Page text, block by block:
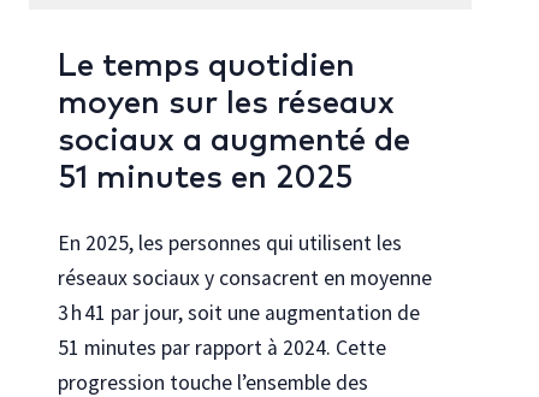
Le temps quotidien
moyen sur les réseaux
sociaux a augmenté de
51 minutes en 2025
En 2025, les personnes qui utilisent les
réseaux sociaux y consacrent en moyenne
3 h 41 par jour, soit une augmentation de
51 minutes par rapport à 2024. Cette
progression touche l’ensemble des